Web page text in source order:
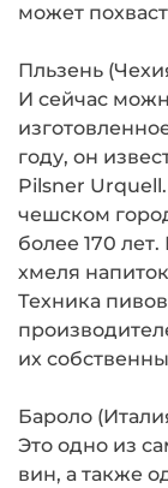
может
Пльзень
И сейчас
году, он
Pilsner
чешском
более 170
хмеля
Техника
их
Бароло
Это одно из
вин, а также